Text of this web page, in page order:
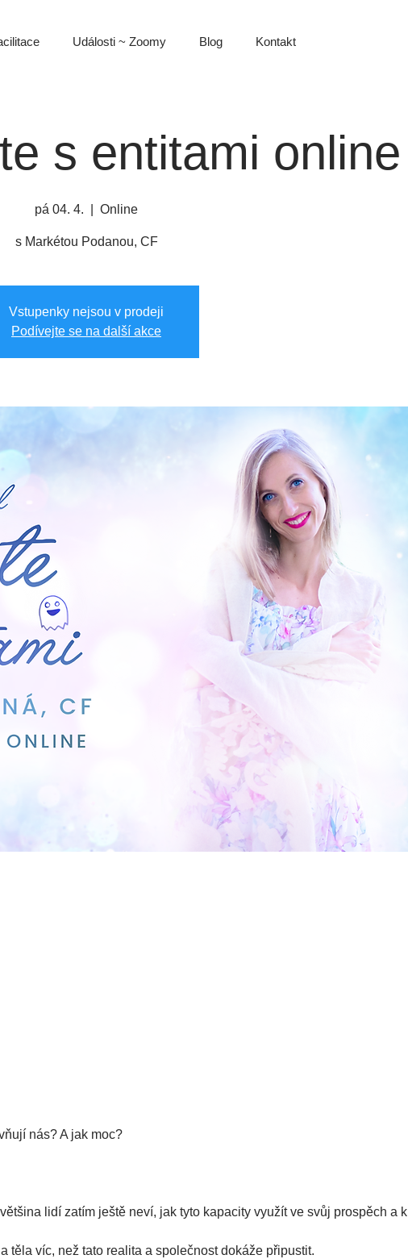
Události ~ Zoomy Blog Kontakt
s entitami online
pá 04. 4. Online
s Markétou Podanou, CF
Vstupenky nejsou v prodeji
Podívejte se na další akce
nás? A jak moc?
lidí zatím ještě neví, jak tyto kapacity využít ve svůj prospěch a k
těla víc, než tato realita a společnost dokáže připustit.